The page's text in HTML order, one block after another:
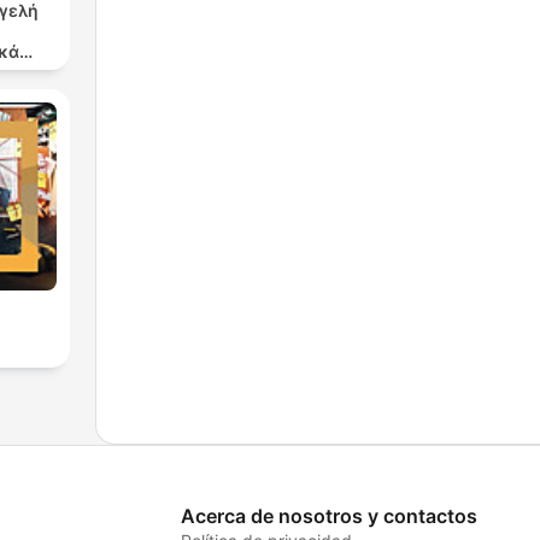
Acerca de nosotros y contactos